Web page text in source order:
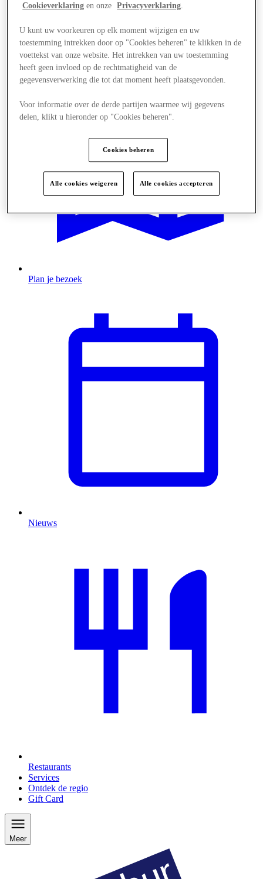
Aanbiedingen
Plan je bezoek
Nieuws
Restaurants
Services
Ontdek de regio
Gift Card
Meer
Cookieverklaring en onze Privacyverklaring
U kunt uw voorkeuren op elk moment wijzigen en uw
toestemming intrekken door op "Cookies beheren" te klikken in de
voettekst van onze website. Het intrekken van uw toestemming
heeft geen invloed op de rechtmatigheid van de
gegevensverwerking die tot dat moment heeft plaatsgevonden.
Voor informatie over de derde partijen waarmee wij gegevens
delen, klikt u hieronder op "Cookies beheren".
Cookies beheren
Alle cookies weigeren Alle cookies accepteren